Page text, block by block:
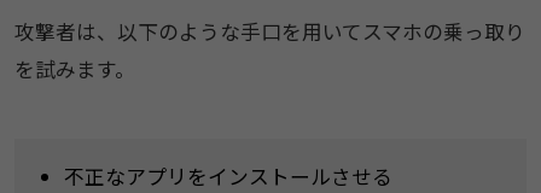
攻撃者は、以下のような手口を用いてスマホの乗っ取り
を試みます。
不正なアプリをインストールさせる